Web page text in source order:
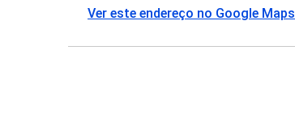
Ver este endereço no Google Maps